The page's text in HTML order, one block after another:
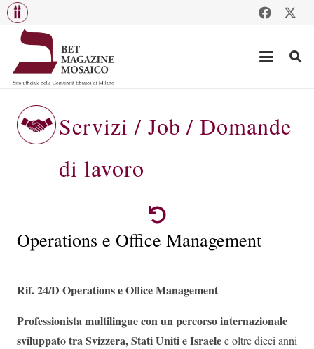
Servizi / Job / Domande
di lavoro
Operations e Office Management
Rif. 24/D Operations e Office Management
Professionista multilingue con un percorso internazionale
sviluppato tra Svizzera, Stati Uniti e Israelee oltre dieci anni